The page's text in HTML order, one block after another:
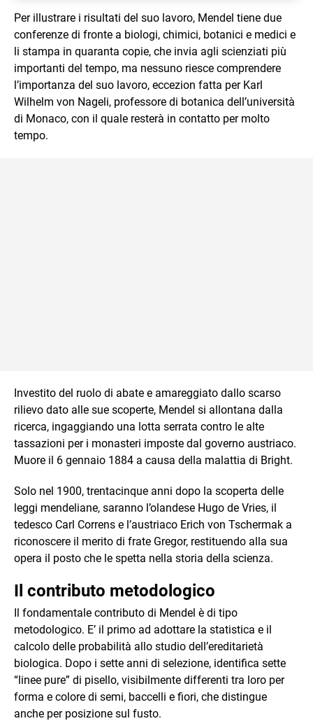
Per illustrare i risultati del suo lavoro, Mendel tiene due
conferenze di fronte a biologi, chimici, botanici e medici e
li stampa in quaranta copie, che invia agli scienziati più
importanti del tempo, ma nessuno riesce comprendere
l’importanza del suo lavoro, eccezion fatta per Karl
Wilhelm von Nageli, professore di botanica dell’università
di Monaco, con il quale resterà in contatto per molto
tempo.
Investito del ruolo di abate e amareggiato dallo scarso
rilievo dato alle sue scoperte, Mendel si allontana dalla
ricerca, ingaggiando una lotta serrata contro le alte
tassazioni per i monasteri imposte dal governo austriaco.
Muore il 6 gennaio 1884 a causa della malattia di Bright.
Solo nel 1900, trentacinque anni dopo la scoperta delle
leggi mendeliane, saranno l’olandese Hugo de Vries, il
tedesco Carl Correns e l’austriaco Erich von Tschermak a
riconoscere il merito di frate Gregor, restituendo alla sua
opera il posto che le spetta nella storia della scienza.
Il contributo metodologico
Il fondamentale contributo di Mendel è di tipo
metodologico. E’ il primo ad adottare la statistica e il
calcolo delle probabilità allo studio dell’ereditarietà
biologica. Dopo i sette anni di selezione, identifica sette
“linee pure” di pisello, visibilmente differenti tra loro per
forma e colore di semi, baccelli e fiori, che distingue
anche per posizione sul fusto.